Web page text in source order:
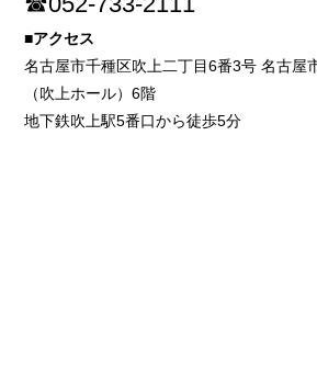
■アクセス
名古屋市千種区吹上二丁目6番3号 名古屋
（吹上ホール）6階
地下鉄吹上駅5番口から徒歩5分